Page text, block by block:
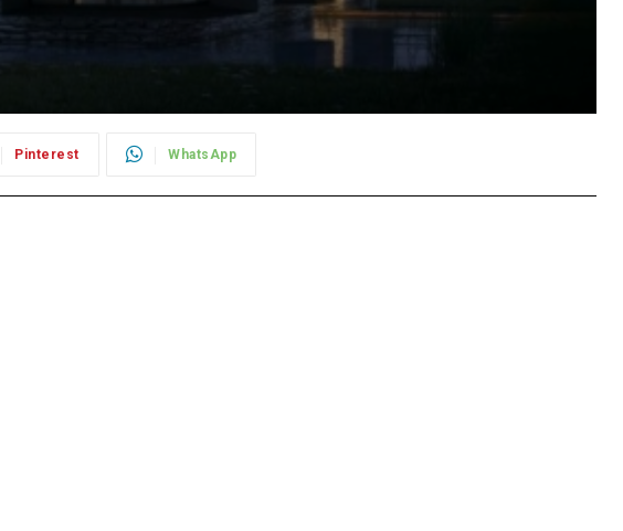
Pinterest WhatsApp